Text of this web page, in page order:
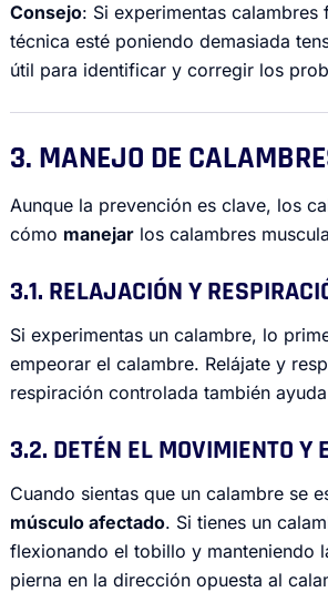
Consejo: Si experimentas
técnica esté poniendo demasiada
útil para identificar y corregir los
3. MANEJO DE
Aunque la prevención es clave, los
cómo manejar los calambres
3.1. RELAJACIÓN Y
Si experimentas un calambre, lo
empeorar el calambre. Relájate y
respiración controlada también
3.2. DETÉN EL MOVIMIENTO Y
Cuando sientas que un calambre se
músculo afectado. Si tienes un
flexionando el tobillo y manteniendo
pierna en la dirección opuesta al